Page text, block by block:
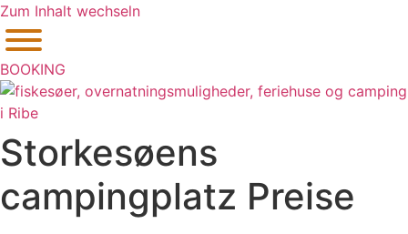
Zum Inhalt wechseln
BOOKING
Storkesøens
campingplatz Preise